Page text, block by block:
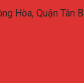
Hòa, Quận Tân